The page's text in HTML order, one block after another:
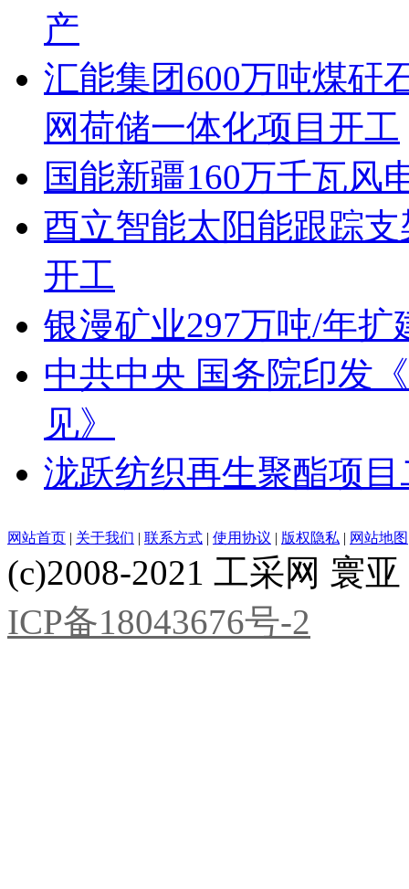
产
汇能集团600万吨煤矸
网荷储一体化项目开工
国能新疆160万千瓦风
酉立智能太阳能跟踪
开工
银漫矿业297万吨/年
中共中央 国务院印发
见》
泷跃纺织再生聚酯项
网站首页 | 关于我们 | 联系方式 | 使用协议 | 版权隐私 | 网站地图
(c)2008-2021 工采网 寰
ICP备18043676号-2